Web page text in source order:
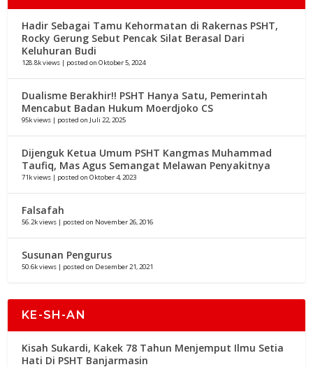
Hadir Sebagai Tamu Kehormatan di Rakernas PSHT,
Rocky Gerung Sebut Pencak Silat Berasal Dari
Keluhuran Budi
128.8k views | posted on Oktober 5, 2024
Dualisme Berakhir!! PSHT Hanya Satu, Pemerintah
Mencabut Badan Hukum Moerdjoko CS
95k views | posted on Juli 22, 2025
Dijenguk Ketua Umum PSHT Kangmas Muhammad
Taufiq, Mas Agus Semangat Melawan Penyakitnya
71k views | posted on Oktober 4, 2023
Falsafah
56.2k views | posted on November 26, 2016
Susunan Pengurus
50.6k views | posted on Desember 21, 2021
KE-SH-AN
Kisah Sukardi, Kakek 78 Tahun Menjemput Ilmu Setia
Hati Di PSHT Banjarmasin